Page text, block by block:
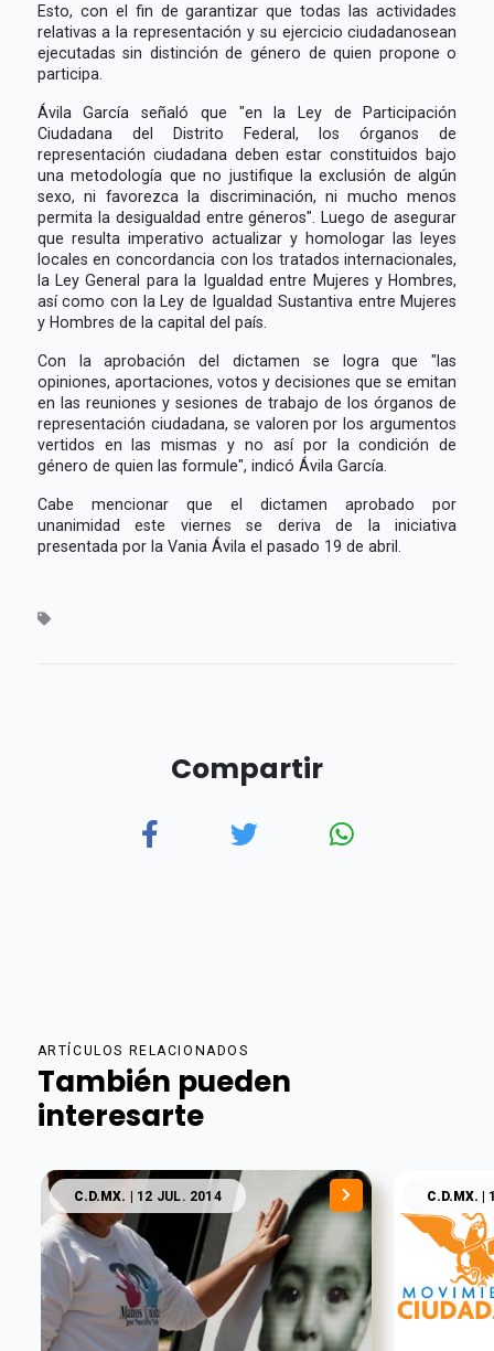
Esto, con el fin de garantizar que todas las actividades
relativas a la representación y su ejercicio ciudadanosean
ejecutadas sin distinción de género de quien propone o
participa.
Ávila García señaló que "en la Ley de Participación
Ciudadana del Distrito Federal, los órganos de
representación ciudadana deben estar constituidos bajo
una metodología que no justifique la exclusión de algún
sexo, ni favorezca la discriminación, ni mucho menos
permita la desigualdad entre géneros". Luego de asegurar
que resulta imperativo actualizar y homologar las leyes
locales en concordancia con los tratados internacionales,
la Ley General para la Igualdad entre Mujeres y Hombres,
así como con la Ley de Igualdad Sustantiva entre Mujeres
y Hombres de la capital del país.
Con la aprobación del dictamen se logra que "las
opiniones, aportaciones, votos y decisiones que se emitan
en las reuniones y sesiones de trabajo de los órganos de
representación ciudadana, se valoren por los argumentos
vertidos en las mismas y no así por la condición de
género de quien las formule", indicó Ávila García.
Cabe mencionar que el dictamen aprobado por
unanimidad este viernes se deriva de la iniciativa
presentada por la Vania Ávila el pasado 19 de abril.
Compartir
ARTÍCULOS RELACIONADOS
También pueden
interesarte
C.D.MX. | 12 JUL. 2014 C.D.MX. |